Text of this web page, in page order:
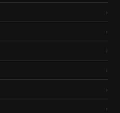
›
›
›
›
›
›